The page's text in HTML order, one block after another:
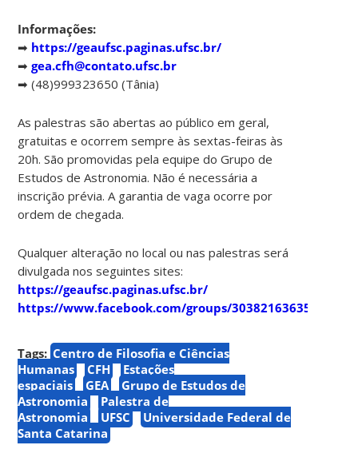
Informações:
➡ https://geaufsc.paginas.ufsc.br/
➡gea.cfh@contato.ufsc.br
➡ (48)999323650 (Tânia)
As palestras são abertas ao público em geral,
gratuitas e ocorrem sempre às sextas-feiras às
20h. São promovidas pela equipe do Grupo de
Estudos de Astronomia. Não é necessária a
inscrição prévia. A garantia de vaga ocorre por
ordem de chegada.
Qualquer alteração no local ou nas palestras será
divulgada nos seguintes sites:
https://geaufsc.paginas.ufsc.br/
https://www.facebook.com/groups/303821636357910
Tags: Centro de Filosofia e Ciências
Humanas
CFH
Estações
espaciais
GEA
Grupo de Estudos de
Astronomia
Palestra de
Astronomia
UFSC
Universidade Federal de
Santa Catarina